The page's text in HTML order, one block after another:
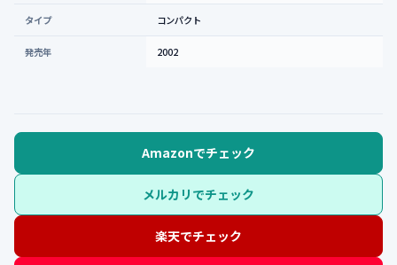
タイプ コンパクト
発売年 2002
Amazonでチェック
メルカリでチェック
楽天でチェック